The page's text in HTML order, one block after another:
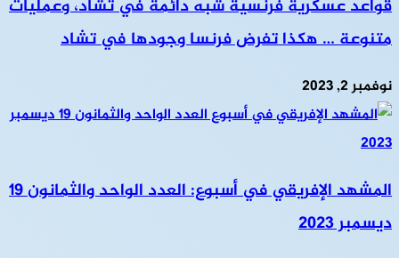
قواعد عسكرية فرنسية شبه دائمة في تشاد، وعمليات
متنوعة … هكذا تفرض فرنسا وجودها في تشاد
نوفمبر 2, 2023
المشهد الإفريقي في أسبوع: العدد الواحد والثمانون 19
ديسمبر 2023